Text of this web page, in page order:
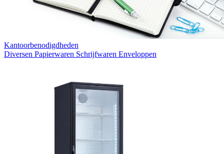
Kantoorbenodigdheden
Diversen Papierwaren Schrijfwaren Enveloppen